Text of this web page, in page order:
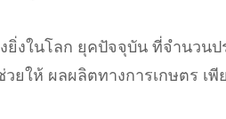
ยิ่งในโลก ยุคปัจจุบัน ที่จำนวน
ยให้ ผลผลิตทางการเกษตร เ